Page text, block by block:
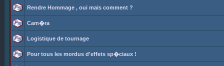
Rendre Hommage , oui mais comment ?
Cam�ra
Logistique de tournage
Pour tous les mordus d'effets sp�ciaux !